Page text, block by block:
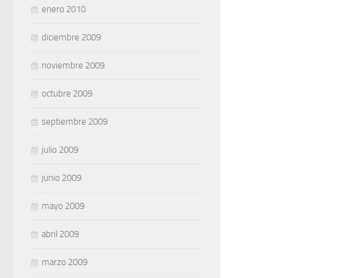
enero 2010
diciembre 2009
noviembre 2009
octubre 2009
septiembre 2009
julio 2009
junio 2009
mayo 2009
abril 2009
marzo 2009